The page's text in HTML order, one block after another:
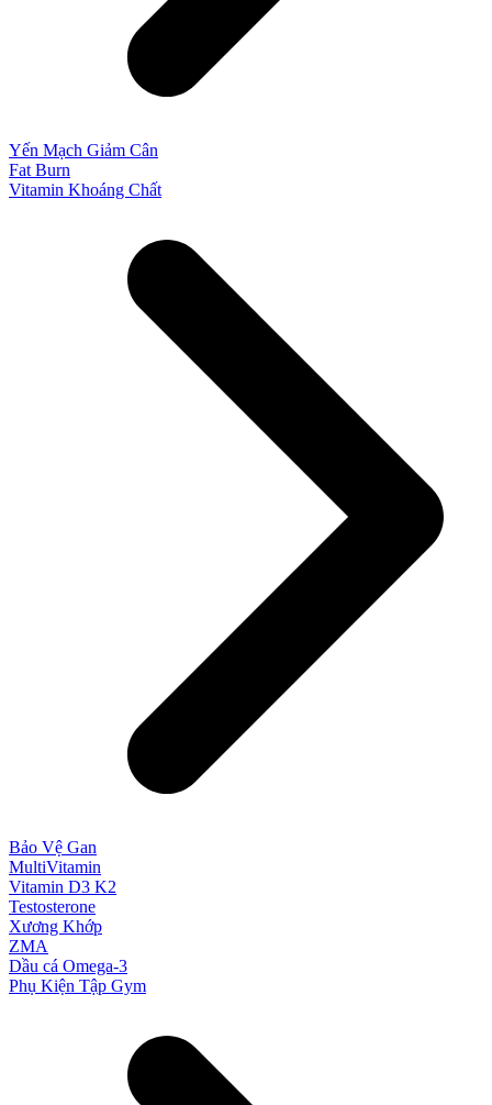
Yến Mạch Giảm Cân
Fat Burn
Vitamin Khoáng Chất
Bảo Vệ Gan
MultiVitamin
Vitamin D3 K2
Testosterone
Xương Khớp
ZMA
Dầu cá Omega-3
Phụ Kiện Tập Gym